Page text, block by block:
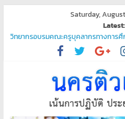
content
Saturday,
Latest:
วิทยากรอบรมคณะครูบุคลากรทางการศึ
“ชวนมาช้อป นักเรียนสุขใจ”
โปรแกรมจัดการน้ำประปา
บริการรับเขียนโปรแกรม PHP ระดับมือ
บริการรับเขียนโปรแกรมระดับมืออาชีพ
พัฒนาระบบ ยืนยันตัวตนผ่านแอป Thaid